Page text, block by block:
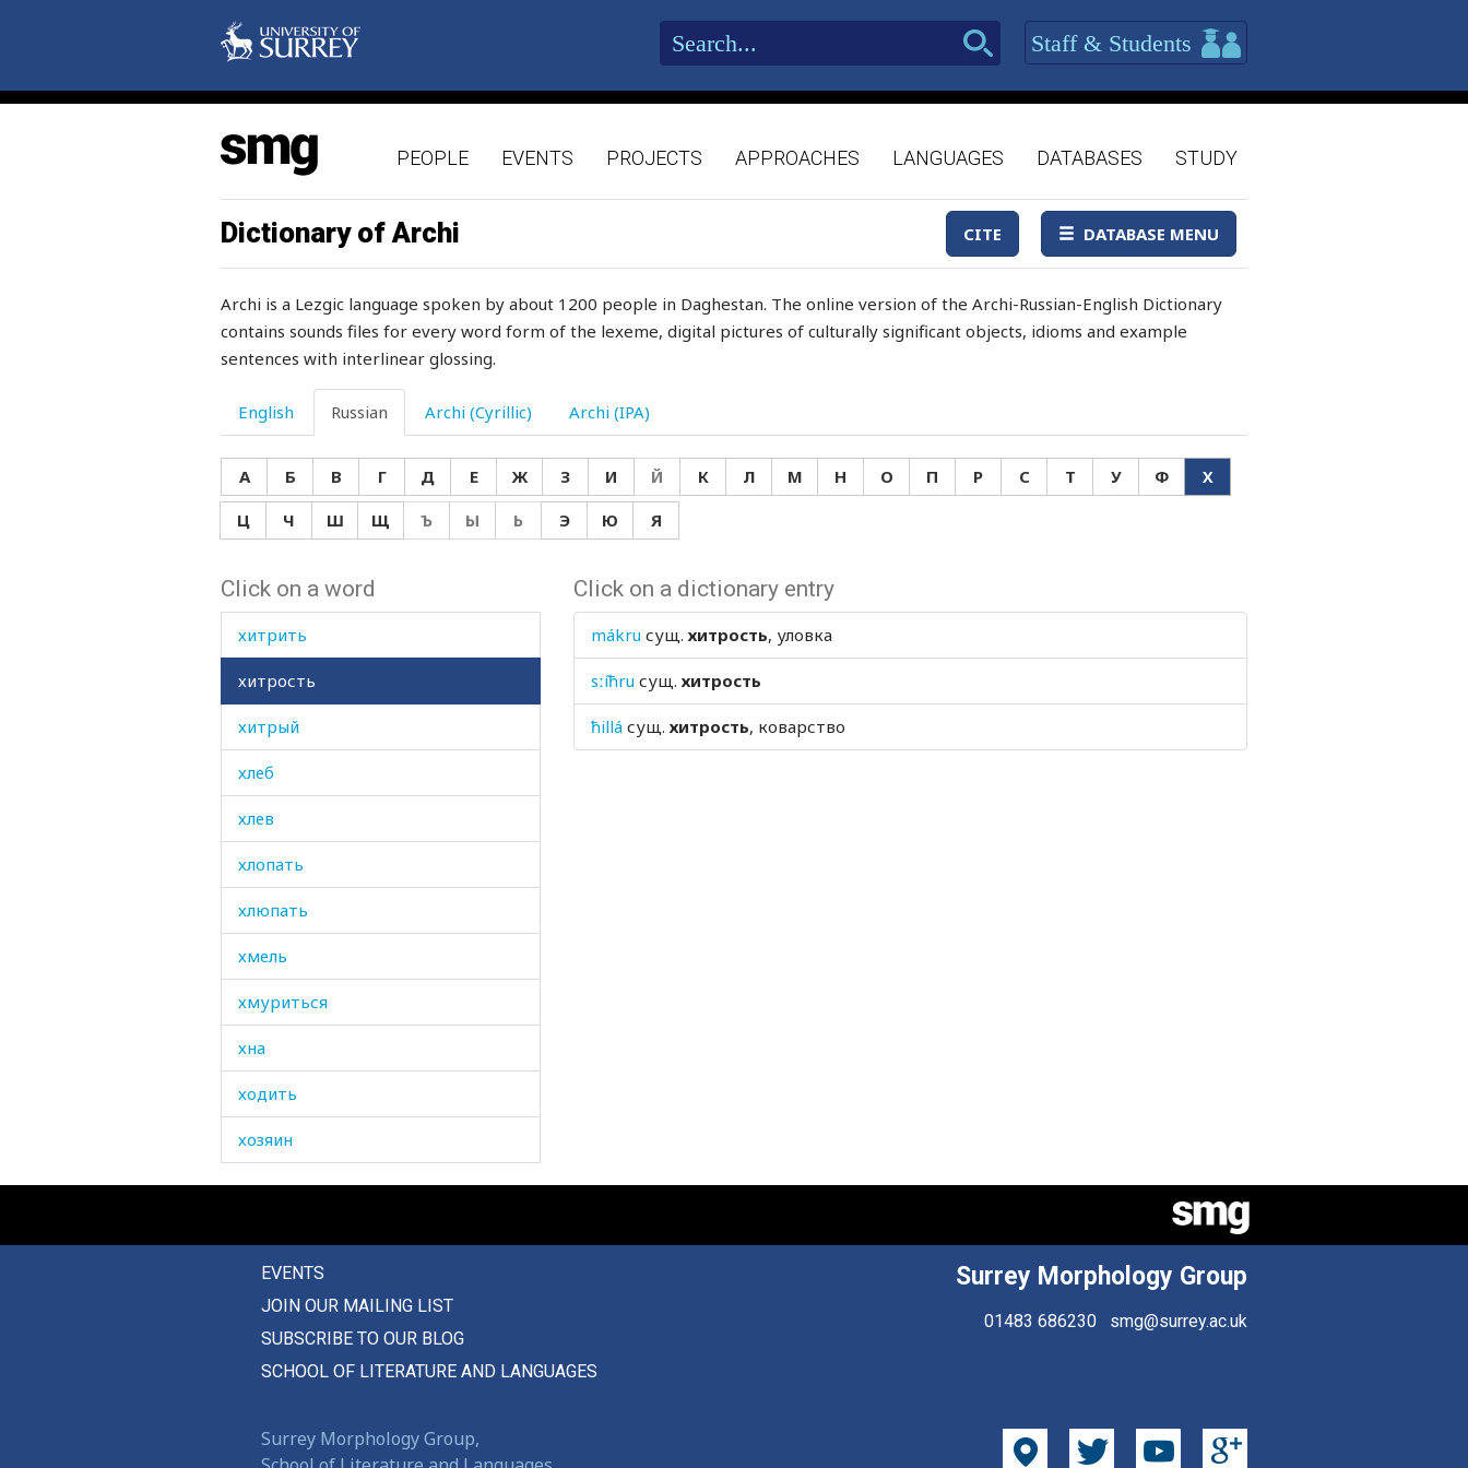
Staff & Students
PEOPLE EVENTS PROJECTS APPROACHES LANGUAGES DATABASES STUDY
Dictionary of Archi CITE DATABASE MENU
Archi is a Lezgic language spoken by about 1200 people in Daghestan. The online version of the Archi-Russian-English Dictionary
contains sounds files for every word form of the lexeme, digital pictures of culturally significant objects, idioms and example
sentences with interlinear glossing.
English Russian Archi (Cyrillic) Archi (IPA)
А Б В Г Д Е Ж З И Й К Л М Н О П Р С Т У Ф
Х
Ц
Ч Ш Щ Ъ Ы Ь Э Ю Я
Click on a word
хадж
характер
харкать
хвалить
хвалиться
хвастаться
хватать
хворост
хилый
хинкал
хитрец
хитрить
хитрость
хитрый
хлеб
хлев
хлопать
хлюпать
хмель
хмуриться
хна
ходить
хозяин
хозяйка
холера
холод
холодный
Click on a dictionary entry
mákru сущ. хитрость, уловка
sːíħru сущ. хитрость
ħillá сущ. хитрость, коварство
EVENTS
JOIN OUR MAILING LIST
SUBSCRIBE TO OUR BLOG
SCHOOL OF LITERATURE AND LANGUAGES
Surrey Morphology Group
01483 686230 smg@surrey.ac.uk
Surrey Morphology Group,